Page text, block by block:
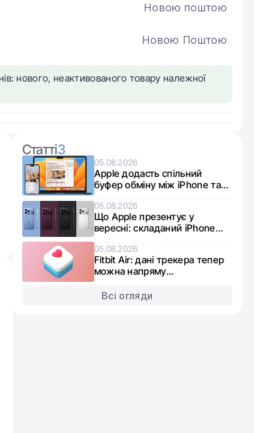
Новою поштою
Новою Поштою
нового, неактивованого товару належної
Статті3
05.08.2026
Apple додасть спільний
буфер обміну між iPhone та
Windows на вимогу
Євросоюзу та Microsoft
05.08.2026
Що Apple презентує у
вересні: складаний iPhone
Ultra, iPhone 18 Pro та розумні
годинники
05.08.2026
Fitbit Air: дані трекера тепер
можна напряму
синхронізувати з Apple Health
Всі огляди